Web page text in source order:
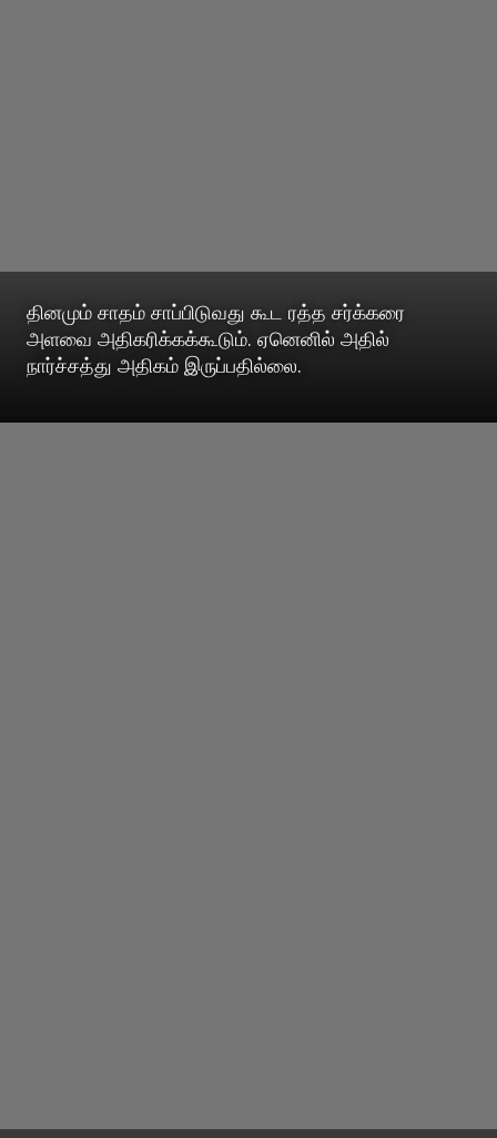
தினமும் சாதம் சாப்பிடுவது கூட ரத்த சர்க்கரை
அளவை அதிகரிக்கக்கூடும். ஏனெனில் அதில்
நார்ச்சத்து அதிகம் இருப்பதில்லை.